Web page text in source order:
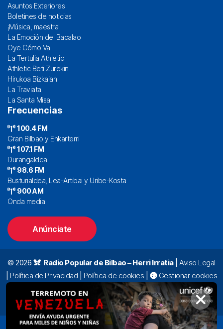
Asuntos Exteriores
Boletines de noticias
¡Música, maestra!
La Emoción del Bacalao
Oye Cómo Va
La Tertulia Athletic
Athletic Beti Zurekin
Hirukoa Bizkaian
La Traviata
La Santa Misa
Frecuencias
100.4 FM
Gran Bilbao y Enkarterri
107.1 FM
Durangaldea
98.6 FM
Busturialdea, Lea-Artibai y Uribe-Kosta
900 AM
Onda media
Anúnciate
© 2026 Radio Popular de Bilbao – Herri Irratia|Aviso Legal
Política de Privacidad Política de cookies
Gestionar cookies
Alda. Mazarredo, 47 – 7º 48009 Bilbao |
94 423 92 00|
oyentes@radiopopular.com